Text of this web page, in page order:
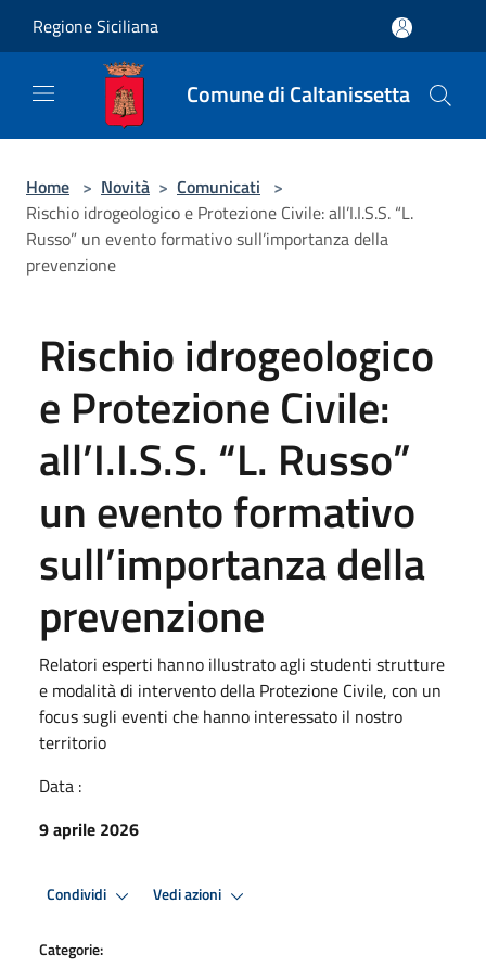
Regione Siciliana
Comune di Caltanissetta
Home > Novità > Comunicati >
Rischio idrogeologico e Protezione Civile: all’I.I.S.S. “L.
Russo” un evento formativo sull’importanza della
prevenzione
Rischio idrogeologico
e Protezione Civile:
all’I.I.S.S. “L. Russo”
un evento formativo
sull’importanza della
prevenzione
Relatori esperti hanno illustrato agli studenti strutture
e modalità di intervento della Protezione Civile, con un
focus sugli eventi che hanno interessato il nostro
territorio
Data :
9 aprile 2026
Condividi Vedi azioni
Categorie: